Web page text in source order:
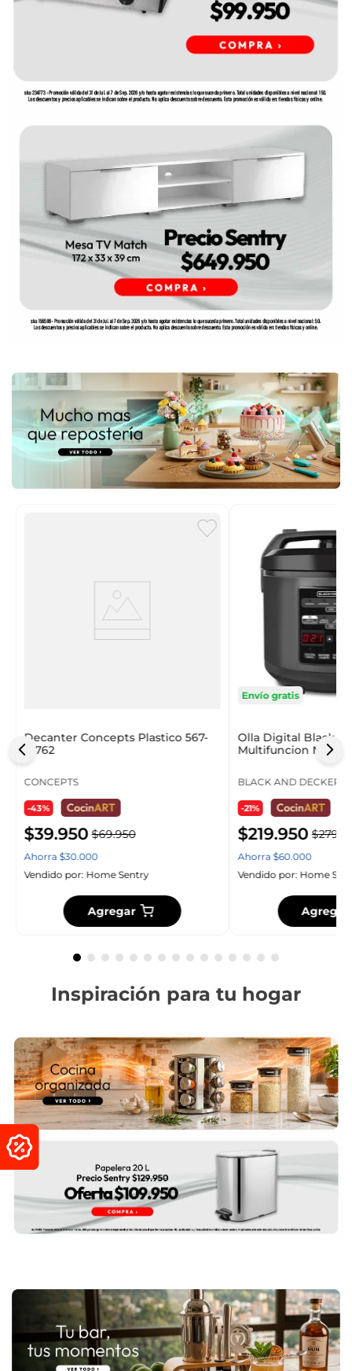
Decanter Concepts Plastico 567-
41762
CONCEPTS
-43%
$39.950 $69.950
Ahorra $30.000
Vendido por: Home Sentry
Agregar
Envío gratis
Olla Digital Black
Multifuncion Negro
BLACK AND DECKER
-21%
$219.950 $279
Ahorra$60.000
Vendido por:Home
Agregar
Inspiración para tu hogar